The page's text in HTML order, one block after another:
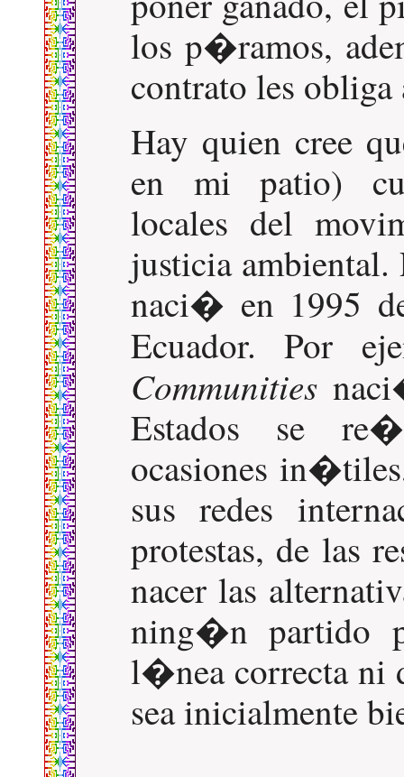
los p�ramos,
contrato les obliga
Hay quien cree
en mi patio)
locales del
justicia
naci� en 1995
Ecuador. Por
Communities
Estados se
ocasiones
sus redes
protestas, de las
nacer las
ning�n partido
l�nea correcta ni
sea inicialmente